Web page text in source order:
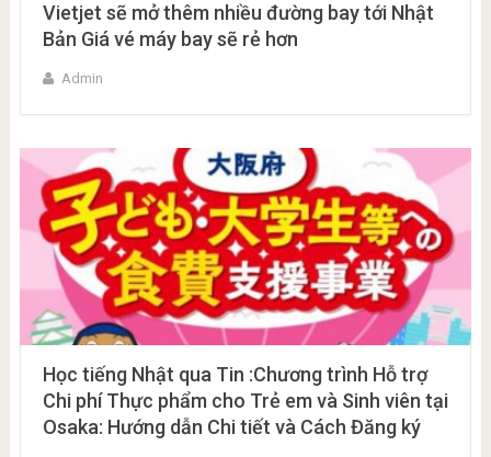
Vietjet sẽ mở thêm nhiều đường bay tới Nhật
Bản Giá vé máy bay sẽ rẻ hơn
Admin
Học tiếng Nhật qua Tin :Chương trình Hỗ trợ
Chi phí Thực phẩm cho Trẻ em và Sinh viên tại
Osaka: Hướng dẫn Chi tiết và Cách Đăng ký